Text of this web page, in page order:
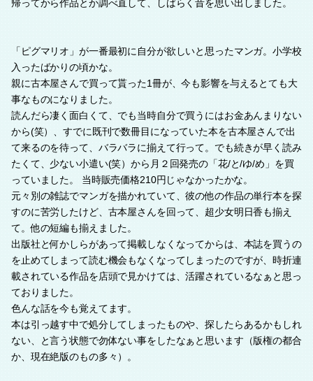
帰ってから作品とか調べ直して、しばらく昔を思い出しました。
「ピグマリオ」が一番最初に自分が欲しいと思ったマンガ。小学校
入ったばかりの頃かな。
親に古本屋さんで買って貰った1冊が、今も影響を与えるとても大
事なものになりました。
読んだら凄く面白くて、でも当時自分で買うにはお金あんまりない
から(笑）、すでに既刊で数冊目になっていた本を古本屋さんで出
て来るのを待って、バラバラに揃えて行って。でも続きが早く読み
たくて、少ない小遣い(笑）から月２回発売の「花/と/ゆ/め」を買
っていました。 当時販売価格210円じゃなかったかな。
元々別の雑誌でマンガを描かれていて、彼の他の作品の単行本を探
すのに苦労したけど、古本屋さんを回って、超少女明日香も揃え
て。他の短編も揃えました。
出版社と何かしらがあって掲載しなくなってからは、本誌を買うの
を止めてしまって読む機会もなくなってしまったのですが、時折連
載されている作品を店頭で見かけては、活躍されているなぁと思っ
ておりました。
色んな話を今も覚えてます。
本は引っ越す中で処分してしまったものや、探したらあるかもしれ
ない、と言う状態で勿体ない事をしたなぁと思います（版権の都合
か、現在絶版のもの多々）。